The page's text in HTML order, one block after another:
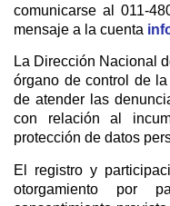
comunicarse al 011-
mensaje a la cuenta
La Dirección Nacional
órgano de control de
de atender las
con relación al
protección de datos
El registro y
otorgamiento por